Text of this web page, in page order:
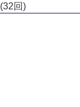
(32回)